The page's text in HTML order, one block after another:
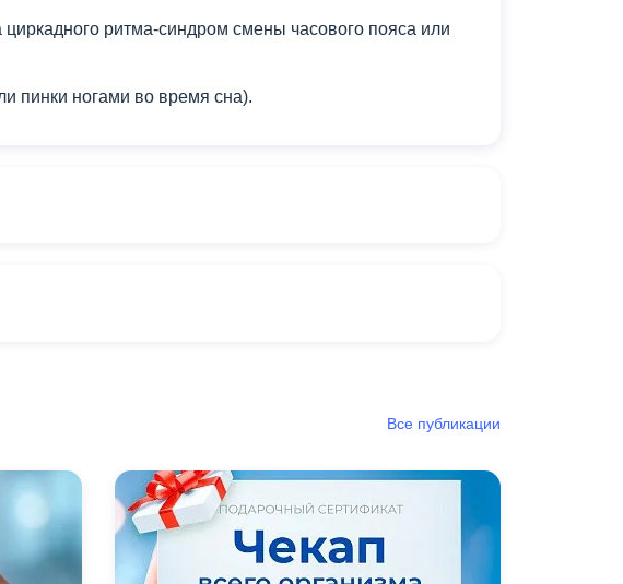
ритма-синдром смены часового пояса или
пинки ногами во время сна).
Все публикации